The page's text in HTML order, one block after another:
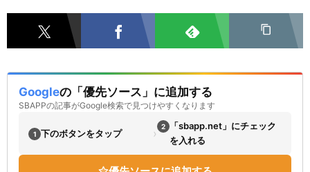
Googleの「優先ソース」に追加する
SBAPPの記事がGoogle検索で見つけやすくなります
1 下のボタンをタップ › 2
「sbapp.net」にチェック
を入れる